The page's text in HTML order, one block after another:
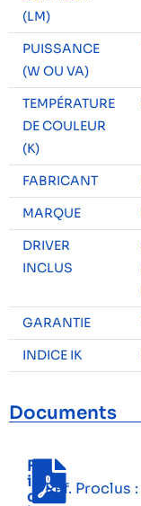
(LM)
PUISSANCE
(W OU VA)
TEMPÉRATURE
DE COULEUR
(K)
FABRICANT
MARQUE
DRIVER
INCLUS
GARANTIE
INDICE IK
Documents
F
i
c
Réf. Proclus :